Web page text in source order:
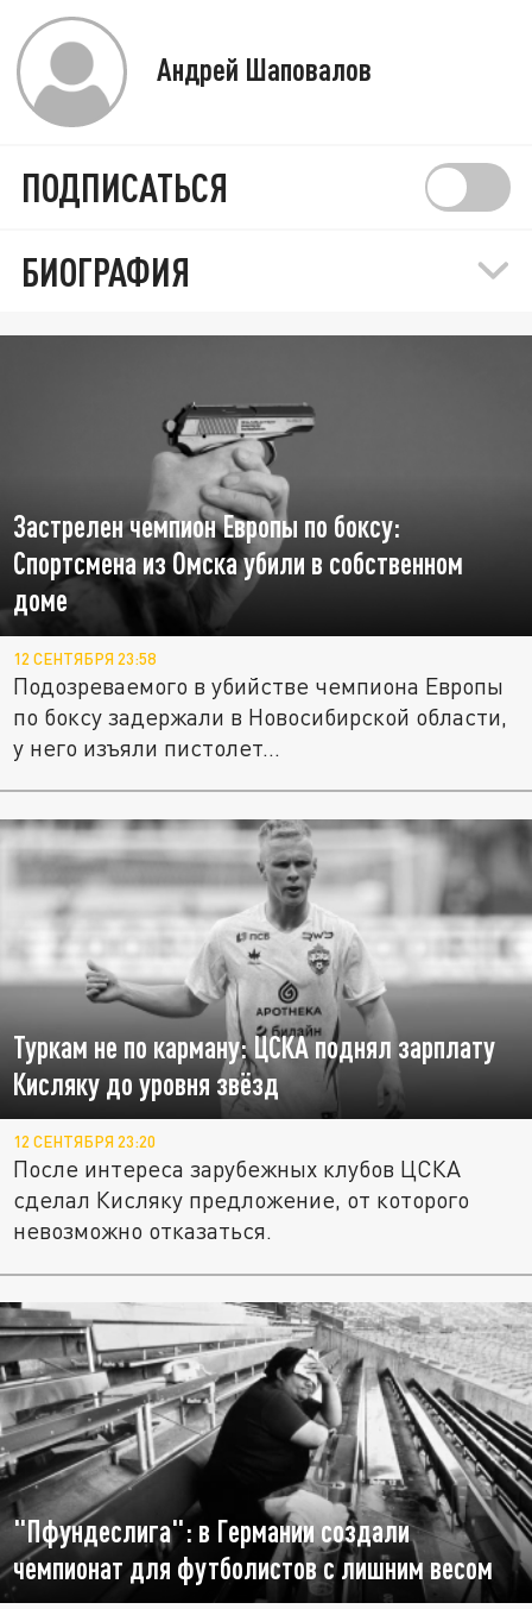
Андрей Шаповалов
ПОДПИСАТЬСЯ
БИОГРАФИЯ
Застрелен чемпион Европы по боксу:
Спортсмена из Омска убили в собственном
доме
12 СЕНТЯБРЯ 23:58
Подозреваемого в убийстве чемпиона Европы
по боксу задержали в Новосибирской области,
у него изъяли пистолет...
Туркам не по карману: ЦСКА поднял зарплату
Кисляку до уровня звёзд
12 СЕНТЯБРЯ 23:20
После интереса зарубежных клубов ЦСКА
сделал Кисляку предложение, от которого
невозможно отказаться.
"Пфундеслига": в Германии создали
чемпионат для футболистов с лишним весом